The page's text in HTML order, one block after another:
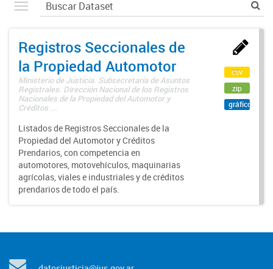
Registros Seccionales de
la Propiedad Automotor
Ministerio de Justicia. Subsecretaría de Asuntos
Registrales. Dirección Nacional de los Registros
Nacionales de la Propiedad del Automotor y
Créditos ...
Listados de Registros Seccionales de la
Propiedad del Automotor y Créditos
Prendarios, con competencia en
automotores, motovehículos, maquinarias
agrícolas, viales e industriales y de créditos
prendarios de todo el país.
csv
zip
gráfico